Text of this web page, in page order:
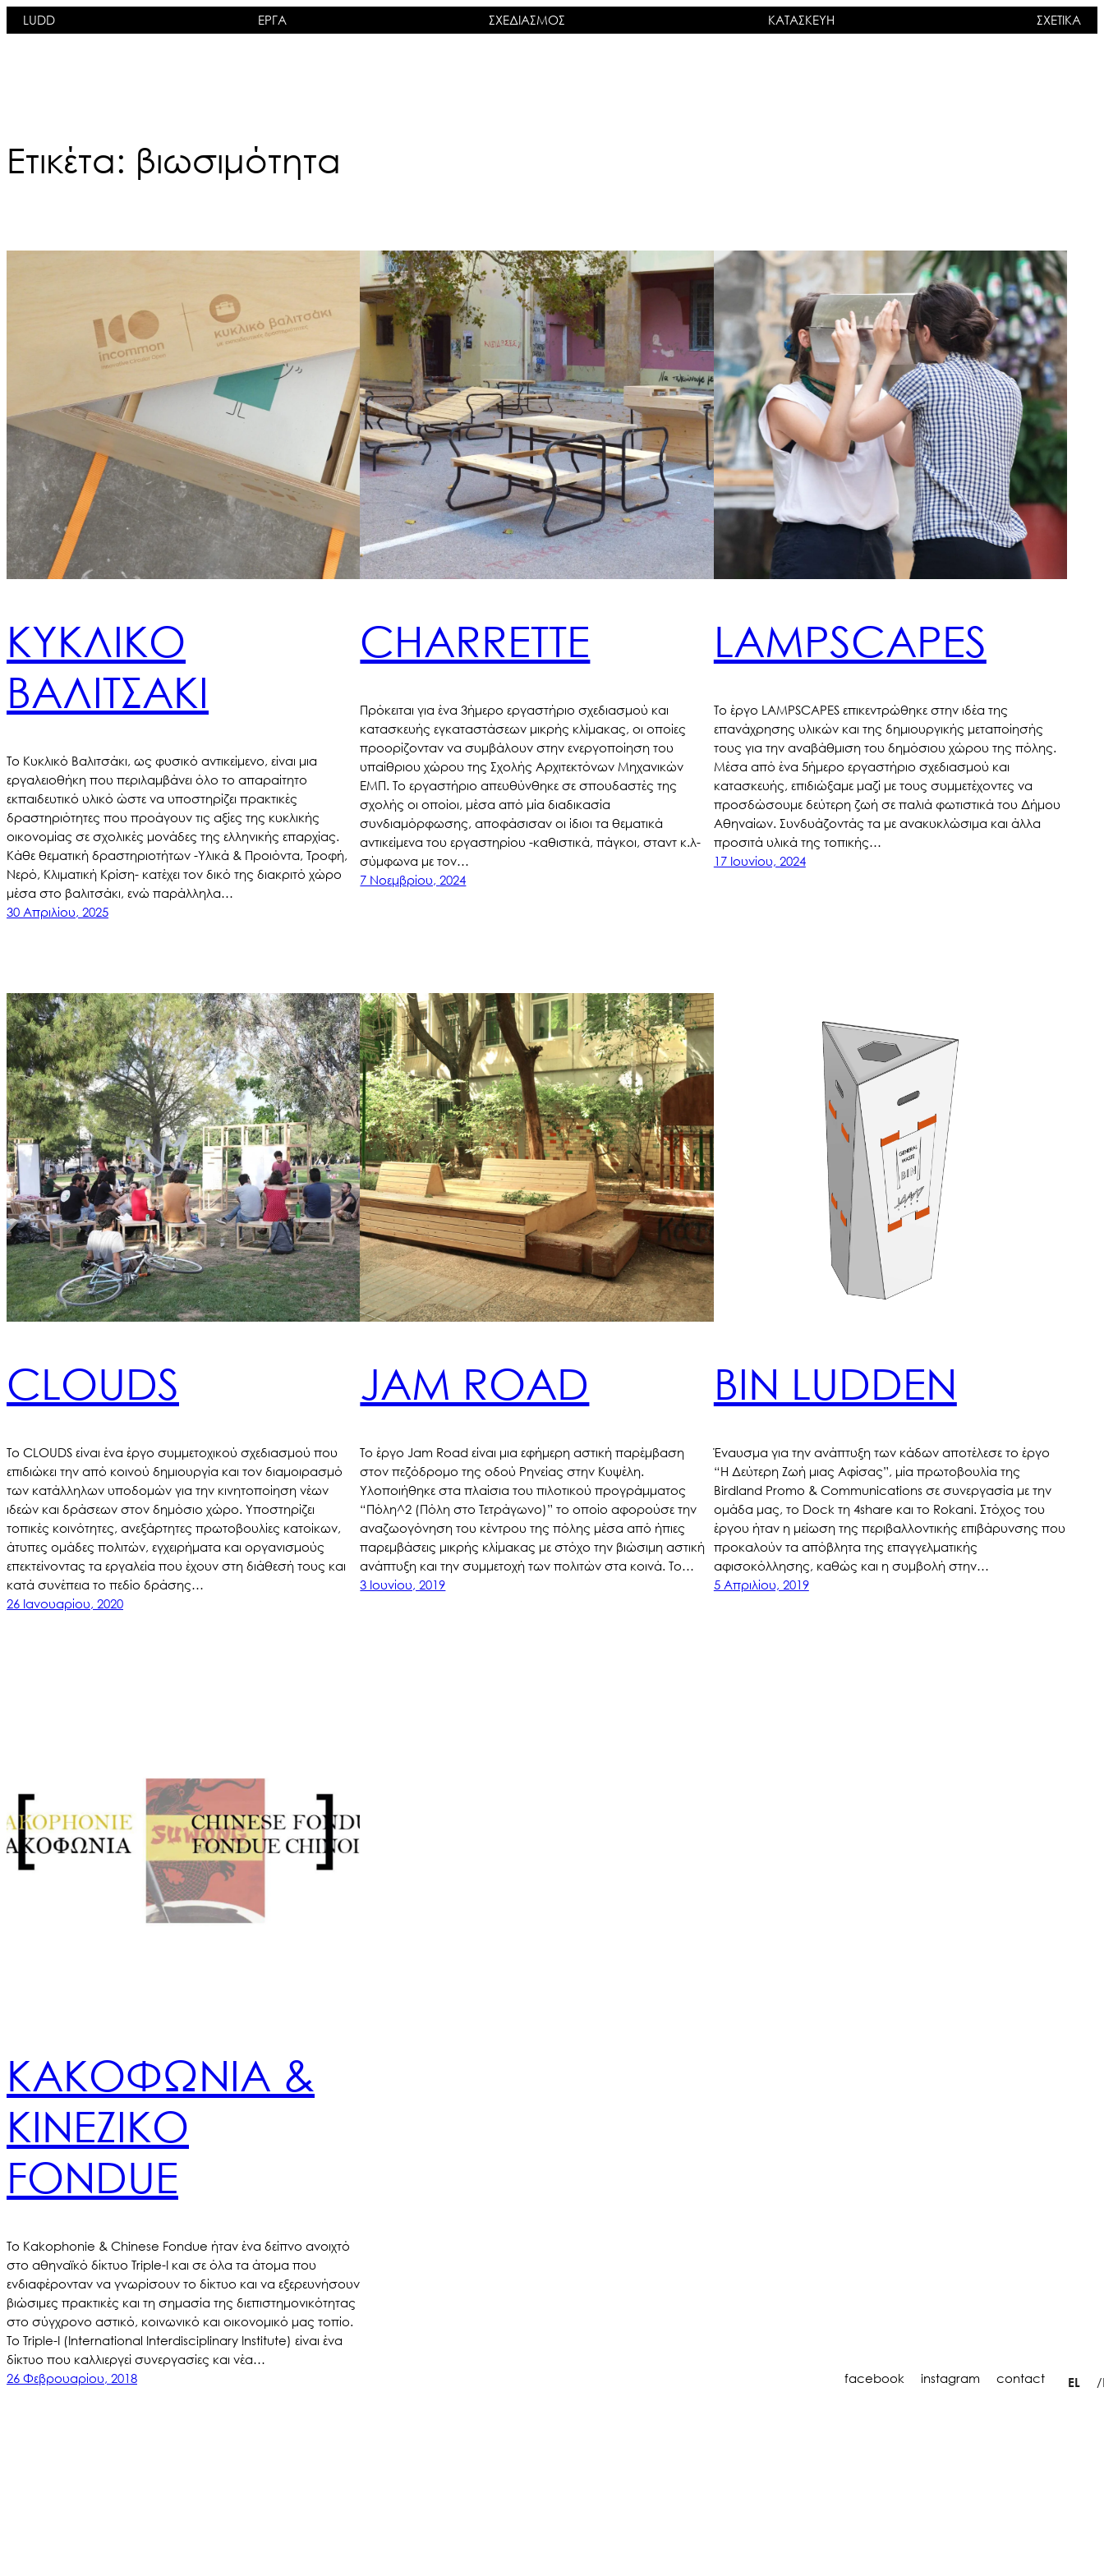
facebook instagram contact EL
Μετάβαση
στο
LUDD ΕΡΓΑ ΣΧΕΔΙΑΣΜΟΣ ΚΑΤΑΣΚΕΥΗ ΣΧΕΤΙΚΑ
Ετικέτα: βιωσιμότητα
ΚΥΚΛΙΚΟ
ΒΑΛΙΤΣΑΚΙ
Το Κυκλικό Βαλιτσάκι, ως φυσικό αντικείμενο, είναι μια
εργαλειοθήκη που περιλαμβάνει όλο το απαραίτητο
εκπαιδευτικό υλικό ώστε να υποστηρίζει πρακτικές
δραστηριότητες που προάγουν τις αξίες της κυκλικής
οικονομίας σε σχολικές μονάδες της ελληνικής επαρχίας.
Κάθε θεματική δραστηριοτήτων -Υλικά & Προιόντα, Τροφή,
Νερό, Κλιματική Κρίση- κατέχει τον δικό της διακριτό χώρο
μέσα στο βαλιτσάκι, ενώ παράλληλα…
30 Απριλίου, 2025
CHARRETTE
Πρόκειται για ένα 3ήμερο εργαστήριο σχεδιασμού και
κατασκευής εγκαταστάσεων μικρής κλίμακας, οι οποίες
προορίζονταν να συμβάλουν στην ενεργοποίηση του
υπαίθριου χώρου της Σχολής Αρχιτεκτόνων Μηχανικών
ΕΜΠ. Το εργαστήριο απευθύνθηκε σε σπουδαστές της
σχολής οι οποίοι, μέσα από μία διαδικασία
συνδιαμόρφωσης, αποφάσισαν οι ίδιοι τα θεματικά
αντικείμενα του εργαστηρίου -καθιστικά, πάγκοι, σταντ κ.λ-
σύμφωνα με τον…
7 Νοεμβρίου, 2024
LAMPSCAPES
Το έργο LAMPSCAPES επικεντρώθηκε στην ιδέα της
επανάχρησης υλικών και της δημιουργικής μεταποίησής
τους για την αναβάθμιση του δημόσιου χώρου της πόλης.
Μέσα από ένα 5ήμερο εργαστήριο σχεδιασμού και
κατασκευής, επιδιώξαμε μαζί με τους συμμετέχοντες να
προσδώσουμε δεύτερη ζωή σε παλιά φωτιστικά του Δήμου
Αθηναίων. Συνδυάζοντάς τα με ανακυκλώσιμα και άλλα
προσιτά υλικά της τοπικής…
17 Ιουνίου, 2024
CLOUDS
Το CLOUDS είναι ένα έργο συμμετοχικού σχεδιασμού που
επιδιώκει την από κοινού δημιουργία και τον διαμοιρασμό
των κατάλληλων υποδομών για την κινητοποίηση νέων
ιδεών και δράσεων στον δημόσιο χώρο. Υποστηρίζει
τοπικές κοινότητες, ανεξάρτητες πρωτοβουλίες κατοίκων,
άτυπες ομάδες πολιτών, εγχειρήματα και οργανισμούς
επεκτείνοντας τα εργαλεία που έχουν στη διάθεσή τους και
κατά συνέπεια το πεδίο δράσης…
26 Ιανουαρίου, 2020
JAM ROAD
Το έργο Jam Road είναι μια εφήμερη αστική παρέμβαση
στον πεζόδρομο της οδού Ρηνείας στην Κυψέλη.
Υλοποιήθηκε στα πλαίσια του πιλοτικού προγράμματος
“Πόλη^2 (Πόλη στο Τετράγωνο)” το οποίο αφορούσε την
αναζωογόνηση του κέντρου της πόλης μέσα από ήπιες
παρεμβάσεις μικρής κλίμακας με στόχο την βιώσιμη αστική
ανάπτυξη και την συμμετοχή των πολιτών στα κοινά. Το…
3 Ιουνίου, 2019
BIN LUDDEN
Έναυσμα για την ανάπτυξη των κάδων αποτέλεσε το έργο
“Η Δεύτερη Ζωή μιας Αφίσας”, μία πρωτοβουλία της
Birdland Promo & Communications σε συνεργασία με την
ομάδα μας, το Dock τη 4share και το Rokani. Στόχος του
έργου ήταν η μείωση της περιβαλλοντικής επιβάρυνσης που
προκαλούν τα απόβλητα της επαγγελματικής
αφισοκόλλησης, καθώς και η συμβολή στην…
5 Απριλίου, 2019
ΚΑΚΟΦΩΝΙΑ &
ΚΙΝΕΖΙΚΟ
FONDUE
Το Kakophonie & Chinese Fondue ήταν ένα δείπνο ανοιχτό
στο αθηναϊκό δίκτυο Triple-I και σε όλα τα άτομα που
ενδιαφέρονταν να γνωρίσουν το δίκτυο και να εξερευνήσουν
βιώσιμες πρακτικές και τη σημασία της διεπιστημονικότητας
στο σύγχρονο αστικό, κοινωνικό και οικονομικό μας τοπίο.
Το Triple-I (International Interdisciplinary Institute) είναι ένα
δίκτυο που καλλιεργεί συνεργασίες και νέα…
26 Φεβρουαρίου, 2018